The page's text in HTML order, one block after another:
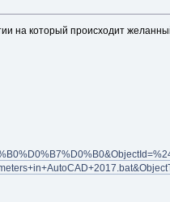
на который происходит